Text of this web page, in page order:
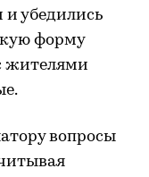
и убедились
форму
жителями
вопросы